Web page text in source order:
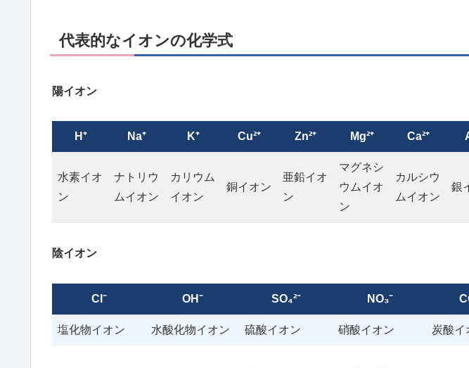
代表的なイオンの化学式
陽イオン
H⁺ Na⁺ K⁺ Cu²⁺ Zn²⁺ Mg²⁺ Ca²⁺
水素イオ
ン
ナトリウ
ムイオン
カリウム
イオン
銅イオン
亜鉛イオ
ン
マグネシ
ウムイオ
ン
カルシウ
ムイオン
銀
陰イオン
Cl⁻ OH⁻ SO₄²⁻ NO₃⁻
塩化物イオン 水酸化物イオン 硫酸イオン 硝酸イオン 炭酸イ